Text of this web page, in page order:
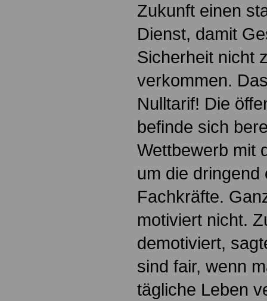
Zukunft einen
Dienst, damit
Sicherheit nicht
verkommen.
Nulltarif! Die
befinde sich
Wettbewerb mit
um die dringend
Fachkräfte.
motiviert nicht.
demotiviert,
sind fair, wenn
tägliche Leben